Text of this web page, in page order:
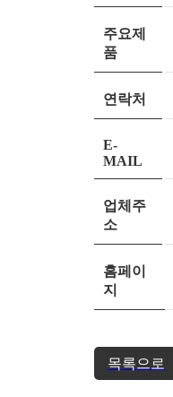
주요제
품
연락처
E-
MAIL
업체주
소
홈페이
지
목록으로